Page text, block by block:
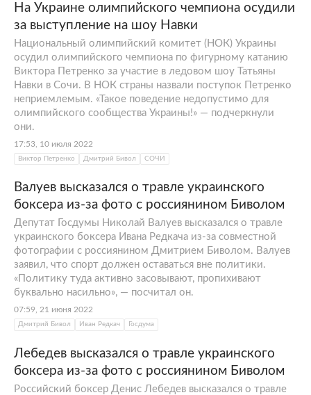
На Украине олимпийского чемпиона осудили
за выступление на шоу Навки
Национальный олимпийский комитет (НОК) Украины
осудил олимпийского чемпиона по фигурному катанию
Виктора Петренко за участие в ледовом шоу Татьяны
Навки в Сочи. В НОК страны назвали поступок Петренко
неприемлемым. «Такое поведение недопустимо для
олимпийского сообщества Украины!» — подчеркнули
они.
17:53, 10 июля 2022
Виктор Петренко Дмитрий Бивол СОЧИ
Валуев высказался о травле украинского
боксера из-за фото с россиянином Биволом
Депутат Госдумы Николай Валуев высказался о травле
украинского боксера Ивана Редкача из-за совместной
фотографии с россиянином Дмитрием Биволом. Валуев
заявил, что спорт должен оставаться вне политики.
«Политику туда активно засовывают, пропихивают
буквально насильно», — посчитал он.
07:59, 21 июня 2022
Дмитрий Бивол Иван Редкач Госдума
Лебедев высказался о травле украинского
боксера из-за фото с россиянином Биволом
Российский боксер Денис Лебедев высказался о травле